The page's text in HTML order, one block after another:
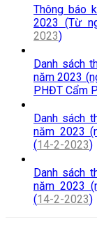
Thông báo
2023 (Từ
2023)
Danh sách
năm 2023
PHĐT Cẩm
Danh sách
năm 2023
(14-2-2023)
Danh sách
năm 2023
(14-2-2023)